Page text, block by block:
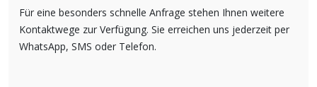
Für eine besonders schnelle Anfrage stehen Ihnen weitere
Kontaktwege zur Verfügung. Sie erreichen uns jederzeit per
WhatsApp, SMS oder Telefon.